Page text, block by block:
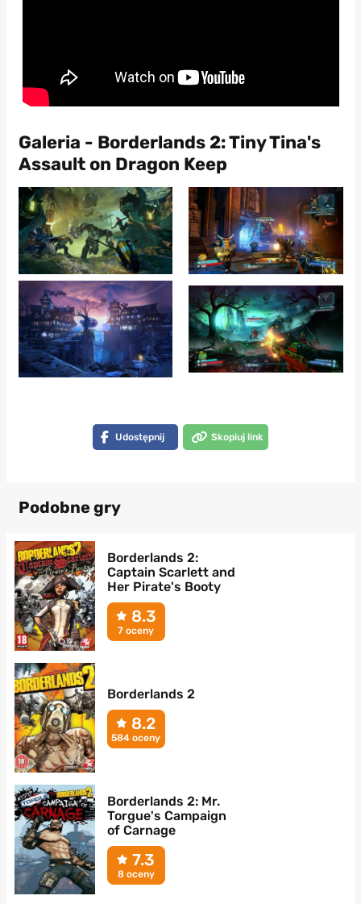
Galeria - Borderlands 2: Tiny Tina's
Assault on Dragon Keep
Udostępnij Skopiuj link
Podobne gry
Borderlands 2:
Captain Scarlett and
Her Pirate's Booty
8.3
7 oceny
Borderlands 2
8.2
584 oceny
Borderlands 2: Mr.
Torgue's Campaign
of Carnage
7.3
8 oceny